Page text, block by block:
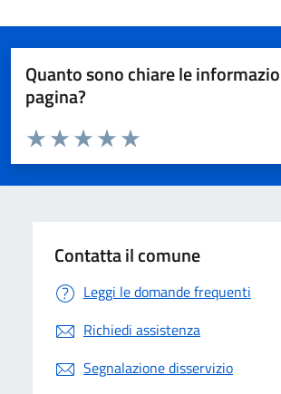
Quanto sono chiare le
pagina?
Valuta da 1 a 5 stelle la pagina
Valuta 5 stelle su 5
Valuta 4 stelle su 5
Valuta 3 stelle su 5
Valuta 2 stelle su 5
Valuta 1 stelle su 5
Contatta il comune
Leggi le domande frequenti
Richiedi assistenza
Segnalazione disservizio